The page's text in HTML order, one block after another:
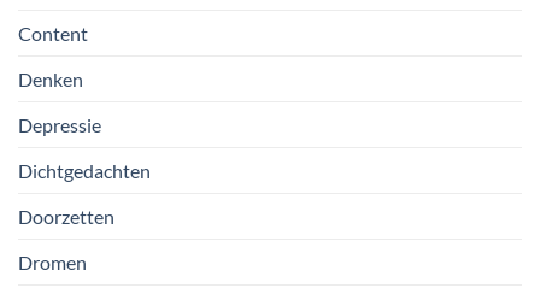
Content
Denken
Depressie
Dichtgedachten
Doorzetten
Dromen